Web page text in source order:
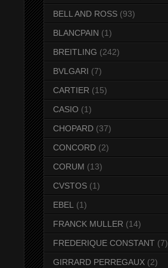
BELL AND ROSS (93)
BLANCPAIN (1)
BREITLING (242)
BVLGARI (7)
CARTIER (15)
CASIO (1)
CHOPARD (37)
CONCORD (2)
CORUM (13)
CVSTOS (1)
EBEL
(1)
FRANCK MULLER (14)
FREDERIQUE CONSTANT (7)
GIRRARD PERREGAUX (2)